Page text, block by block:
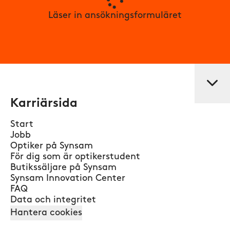
Läser in ansökningsformuläret
Karriärsida
Start
Jobb
Optiker på Synsam
För dig som är optikerstudent
Butikssäljare på Synsam
Synsam Innovation Center
FAQ
Data och integritet
Hantera cookies